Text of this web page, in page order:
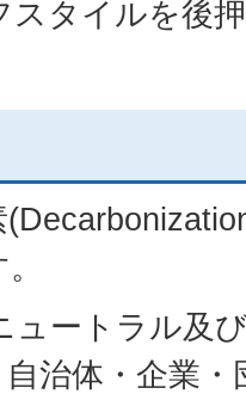
スタイルを後
ュートラル及
治体・企業